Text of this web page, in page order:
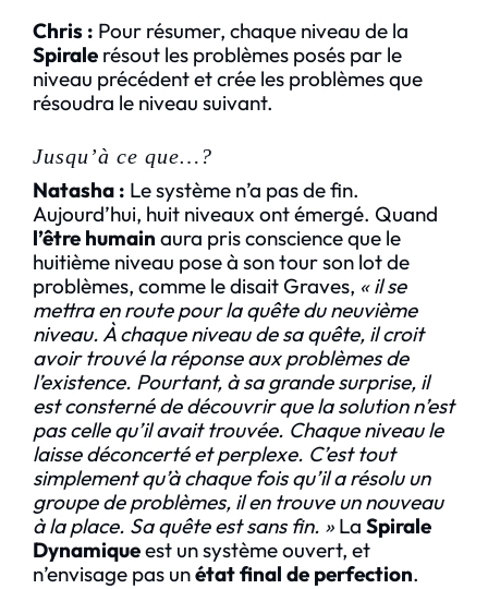
Chris : Pour résumer, chaque niveau de la
Spiralerésout les problèmes posés par le
niveau précédent et crée les problèmes que
résoudra le niveau suivant.
Jusqu’à ce que…?
Natasha : Le système n’a pas de fin.
Aujourd’hui, huit niveaux ont émergé. Quand
l’être humain aura pris conscience que le
huitième niveau pose à son tour son lot de
problèmes, comme le disait Graves, « il se
mettra en route pour la quête du neuvième
niveau. À chaque niveau de sa quête, il croit
avoir trouvé la réponse aux problèmes de
l’existence. Pourtant, à sa grande surprise, il
est consterné de découvrir que la solution n’est
pas celle qu’il avait trouvée. Chaque niveau le
laisse déconcerté et perplexe. C’est tout
simplement qu’à chaque fois qu’il a résolu un
groupe de problèmes, il en trouve un nouveau
à la place. Sa quête est sans fin. »La Spirale
Dynamiqueest un système ouvert, et
n’envisage pas unétat final de perfection.